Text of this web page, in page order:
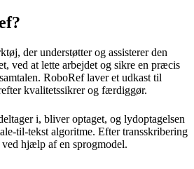
der understøtter og assisterer den
ved at lette arbejdet og sikre en præcis
RoboRef laver et udkast til
kvalitetssikrer og færdiggør.
i, bliver optaget, og lydoptagelsen
til-tekst algoritme. Efter transskribering
hjælp af en sprogmodel.